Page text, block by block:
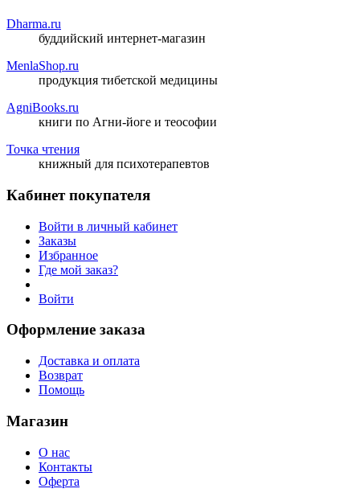
Dharma.ru
буддийский интернет-магазин
MenlaShop.ru
продукция тибетской медицины
AgniBooks.ru
книги по Агни-йоге и теософии
Точка чтения
книжный для психотерапевтов
Кабинет покупателя
Войти в личный кабинет
Заказы
Избранное
Где мой заказ?
Войти
Оформление заказа
Доставка и оплата
Возврат
Помощь
Магазин
О нас
Контакты
Оферта